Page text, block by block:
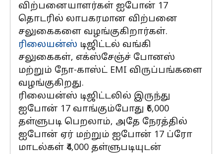
விற்பனையாளர்கள் ஐபோன் 17
தொடரில் லாபகரமான விற்பனை
சலுகைகளை வழங்குகிறார்கள்.
ரிலையன்ஸ் டிஜிட்டல் வங்கி
சலுகைகள், எக்ஸ்சேஞ்ச் போனஸ்
மற்றும் நோ-காஸ்ட் EMI விருப்பங்களை
வழங்குகிறது.
ரிலையன்ஸ் டிஜிட்டலில் இருந்து
ஐபோன் 17 வாங்கும்போது ₹6,000
தள்ளுபடி பெறலாம், அதே நேரத்தில்
ஐபோன் ஏர் மற்றும் ஐபோன் 17 ப்ரோ
மாடல்கள் ₹4,000 தள்ளுபடியுடன்